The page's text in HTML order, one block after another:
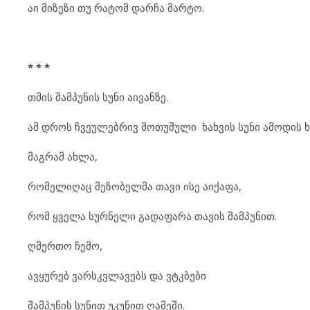
აი მიზეზი თუ რატომ დარჩა მარტო.
* * *
თმის შამპუნის სუნი აივანზე.
ამ დროს ჩვეულებრივ მოთუშული ხახვის სუნი ამოდის
მაგრამ ახლა,
რომელიღაც მეზობელმა თავი ისე აიქაფა,
რომ ყველა სურნელი გადაფარა თავის შამპუნით.
ღმერთო ჩემო,
ავყურებ ვარსკვლავებს და ვტკბები
შამპუნის სუნით უკუნით ღამეში.